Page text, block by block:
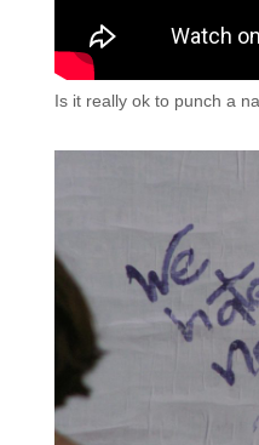
Is it really ok to punch a